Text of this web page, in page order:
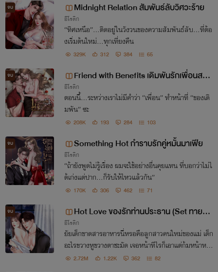
จบ Midnight Relation สัมพันธ์ลับวิศวะร้าย
อีโรติก
“ทิศเหนือ”...ติดอยู่ในวังวนของความสัมพันธ์ลับ...ที่ต้อ
งเริ่มต้นใหม่...ทุกเที่ยงคืน
329K 312 384 65
จบ
Friend with Benefits เดิมพันรักเพื่อนสนิ
ท
อีโรติก
ตอนนี้...ระหว่างเราไม่มีคำว่า “เพื่อน” ทำหน้าที่ “ของเดิ
มพัน” ซะ
208K 193 284 103
จบ Something Hot กำราบรักคู่หมั้นมาเฟีย
อีโรติก
“ถ้ายังพูดไม่รู้เรื่อง ผมจะใช้อย่างอื่นคุยแทน ที่บอกว่าไม่ไ
ด้เก่งแต่ปาก...ก็รับให้ไหวแล้วกัน”
170K 306 462 71
จบ
Hot Love ของรักท่านประธาน (Set ทายาท
มาเฟีย)
อีโรติก
ยัยเด็กขาดสารอาหารนี่หรอคือลูกสาวคนใหม่ของแม่ เด็ก
อะไรขวางหูขวางตาชะมัด เจอหน้าทีไรก็เอาแต่ก้มหน้าหล
บตา..แต่ทำไมยัยเด็กนี่ถึงสวยวันสวยคืน..ถ้าเขาแอบกินเด็
2.72M 1.22K 362 82